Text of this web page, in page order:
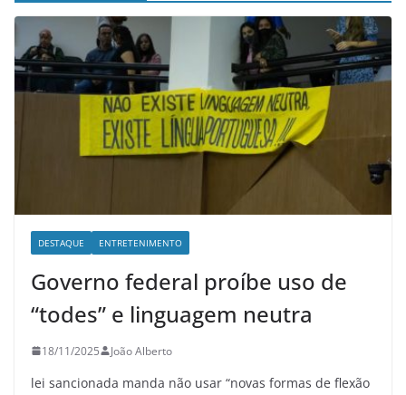
DESTAQUE ENTRETENIMENTO
Governo federal proíbe uso de
“todes” e linguagem neutra
18/11/2025 João Alberto
lei sancionada manda não usar “novas formas de flexão